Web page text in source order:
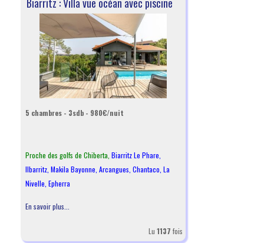
5 chambres - 3sdb - 980€/nuit
Proche des golfs de Chiberta, Biarritz Le Phare
Ilbarritz, Makila Bayonne Arcangues Chantaco La
Nivelle Epherra
En savoir plus...
Lu 1137 fois